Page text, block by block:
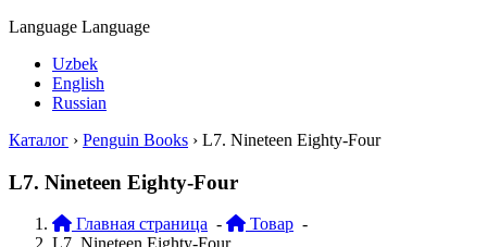
Language Language
Uzbek
English
Russian
Каталог › Penguin Books › L7. Nineteen Eighty-Four
L7. Nineteen Eighty-Four
Главная страница - Товар -